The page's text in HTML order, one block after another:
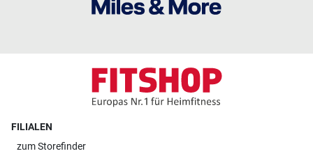
FILIALEN
zumStorefinder